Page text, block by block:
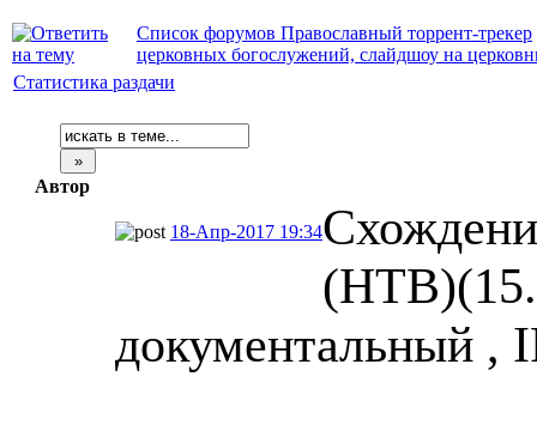
Список форумов Православный торрент-трекер
церковных богослужений, слайдшоу на
Статистика раздачи
Автор
18-Апр-2017 19:34
документальный ,